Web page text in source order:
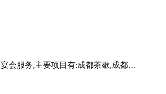
会服务,主要项目有:成都茶歇,成都…